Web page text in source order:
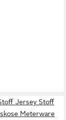
Jersey Stoff
Meterware